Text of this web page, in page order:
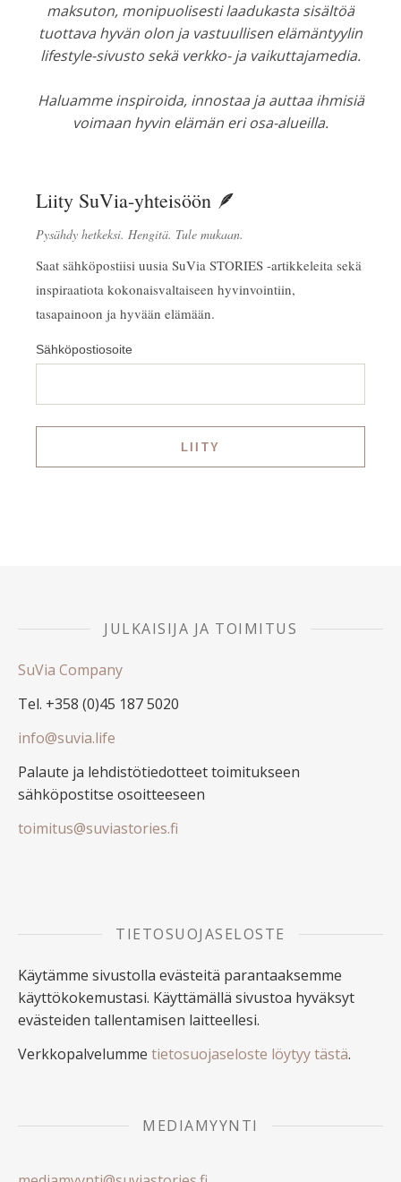
maksuton, monipuolisesti laadukasta sisältöä
tuottava hyvän olon ja vastuullisen elämäntyylin
lifestyle-sivusto sekä verkko- ja vaikuttajamedia.
Haluamme inspiroida, innostaa ja auttaa ihmisiä
voimaan hyvin elämän eri osa-alueilla.
Liity SuVia-yhteisöön 🪶
Pysähdy hetkeksi. Hengitä. Tule mukaan.
Saat sähköpostiisi uusia SuVia STORIES -artikkeleita sekä
inspiraatiota kokonaisvaltaiseen hyvinvointiin,
tasapainoon ja hyvään elämään.
Sähköpostiosoite
JULKAISIJA JA TOIMITUS
SuVia Company
Tel. +358 (0)45 187 5020
info@suvia.life
Palaute ja lehdistötiedotteet toimitukseen
sähköpostitse osoitteeseen
toimitus@suviastories.fi
TIETOSUOJASELOSTE
Käytämme sivustolla evästeitä parantaaksemme
käyttökokemustasi. Käyttämällä sivustoa hyväksyt
evästeiden tallentamisen laitteellesi.
Verkkopalvelumme tietosuojaseloste löytyy tästä.
MEDIAMYYNTI